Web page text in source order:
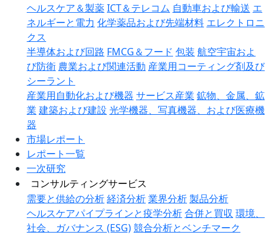
ヘルスケア＆製薬ICT＆テレコム 自動車および輸送 エ
ネルギーと電力 化学薬品および先端材料 エレクトロニ
クス
半導体および回路 FMCG＆フード 包装 航空宇宙およ
び防衛 農業および関連活動 産業用コーティング剤及び
シーラント
産業用自動化および機器 サービス産業 鉱物、金属、鉱
業 建築および建設 光学機器、写真機器、および医療機
器
市場レポート
レポート一覧
一次研究
コンサルティングサービス
需要と供給の分析経済分析業界分析製品分析
ヘルスケアパイプラインと疫学分析合併と買収 環境、
社会、ガバナンス (ESG)競合分析とベンチマーク